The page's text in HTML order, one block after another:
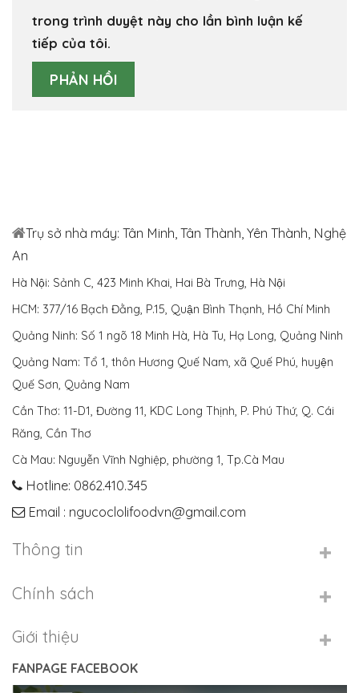
trong trình duyệt này cho lần bình luận kế
tiếp của tôi.
Trụ sở nhà máy: Tân Minh, Tân Thành, Yên Thành, Nghệ
An
Hà Nội: Sảnh C, 423 Minh Khai, Hai Bà Trưng, Hà Nội
HCM: 377/16 Bạch Đằng, P.15, Quận Bình Thạnh, Hồ Chí Minh
Quảng Ninh: Số 1 ngõ 18 Minh Hà, Hà Tu, Hạ Long, Quảng Ninh
Quảng Nam: Tổ 1, thôn Hương Quế Nam, xã Quế Phú, huyện
Quế Sơn, Quảng Nam
Cần Thơ: 11-D1, Đường 11, KDC Long Thịnh, P. Phú Thứ, Q. Cái
Răng, Cần Thơ
Cà Mau: Nguyễn Vĩnh Nghiệp, phường 1, Tp.Cà Mau
Hotline: 0862.410.345
Email : ngucoclolifoodvn@gmail.com
Thông tin
Chính sách
Giới thiệu
FANPAGE FACEBOOK